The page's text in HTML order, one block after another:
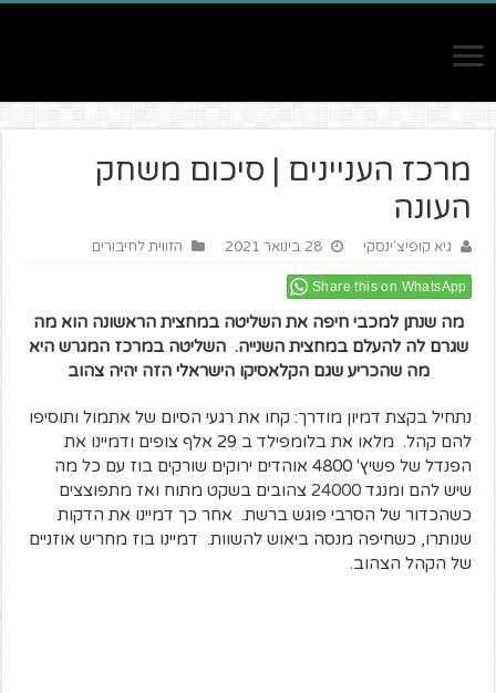
מרכז העניינים | סיכום משחק
העונה
גיא קופיצ'ינסקי 28 בינואר 2021 הזווית לחיבורים
Share this on WhatsApp
מה שנתן למכבי חיפה את השליטה במחצית הראשונה הוא מה
שגרם לה להעלם במחצית השנייה. השליטה במרכז המגרש היא
מה שהכריע שגם הקלאסיקו הישראלי הזה יהיה צהוב
נתחיל בקצת דמיון מודרך: קחו את רגעי הסיום של אתמול ותוסיפו
להם קהל. מלאו את בלומפילד ב 29 אלף צופים ודמיינו את
הפנדל של פשיץ' 4800 אוהדים ירוקים שורקים בוז עם כל מה
שיש להם ומנגד24000 צהובים בשקט מתוח ואז מתפוצצים
כשהכדור של הסרבי פוגש ברשת. אחר כך דמיינו את הדקות
שנותרו, כשחיפה מנסה ביאוש להשוות. דמיינו בוז מחריש אוזניים
של הקהל הצהוב.